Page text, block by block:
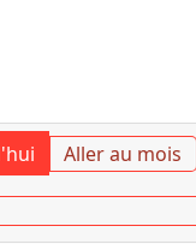
Aller au mois